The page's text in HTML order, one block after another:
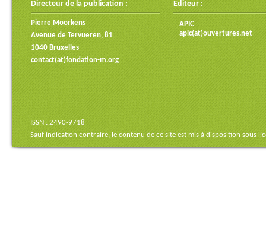
Directeur de la publication :
Pierre Moorkens
Avenue de Tervueren, 81
1040 Bruxelles
contact(at)fondation-m.org
Editeur :
APIC
apic(at)ouvertures.net
ISSN : 2490-9718
Sauf indication contraire, le contenu de ce site est mis à disposition sous